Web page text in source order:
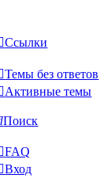
Ссылки
Темы без ответов
Активные темы
Поиск
FAQ
Вход